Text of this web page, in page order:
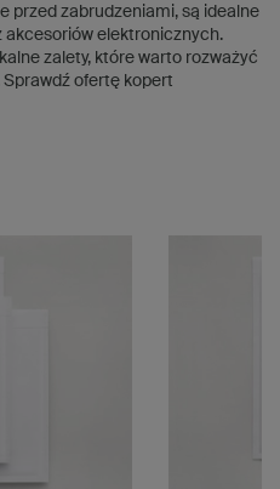
przed zabrudzeniami, są idealne
akcesoriów elektronicznych.
zalety, które warto rozważyć
Sprawdź ofertę kopert